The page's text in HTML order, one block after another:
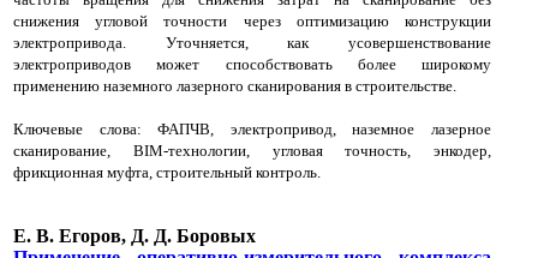
снижения угловой точности через оптимизацию конструкции
электропривода. Уточняется, как усовершенствование
электроприводов может способствовать более широкому
применению наземного лазерного сканирования в строительстве.
Ключевые слова: ФАПЧВ, электропривод, наземное лазерное
сканирование, BIM-технологии, угловая точность, энкодер,
фрикционная муфта, строительный контроль.
Е. В. Егоров, Д. Д. Боровых